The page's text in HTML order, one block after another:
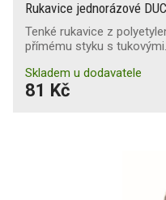
Rukavice jednorázové
Tenké rukavice z
přímému styku s
Skladem u dodavatele
81 Kč